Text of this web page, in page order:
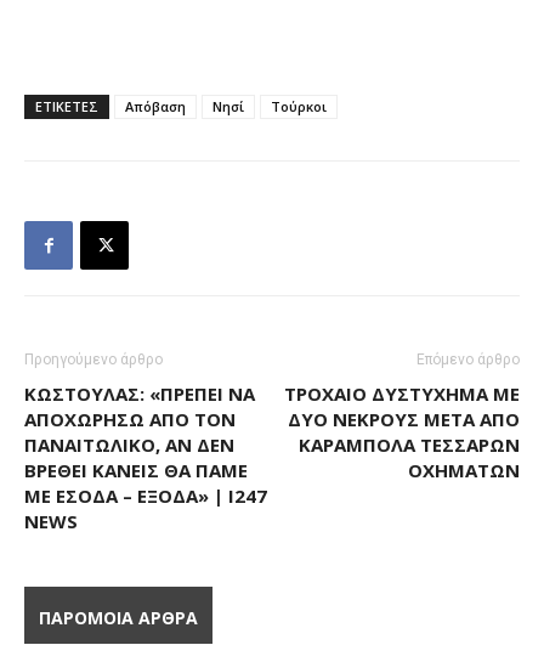
ΕΤΙΚΕΤΕΣ Απόβαση Νησί Τούρκοι
Προηγούμενο άρθρο
ΚΩΣΤΟΎΛΑΣ: «ΠΡΈΠΕΙ ΝΑ
ΑΠΟΧΩΡΉΣΩ ΑΠΌ ΤΟΝ
ΠΑΝΑΙΤΩΛΙΚΌ, ΑΝ ΔΕΝ
ΒΡΕΘΕΊ ΚΑΝΕΊΣ ΘΑ ΠΆΜΕ
ΜΕ ΈΣΟΔΑ – ΈΞΟΔΑ» | I247
NEWS
Επόμενο άρθρο
ΤΡΟΧΑΊΟ ΔΥΣΤΎΧΗΜΑ ΜΕ
ΔΎΟ ΝΕΚΡΟΎΣ ΜΕΤΆ ΑΠΌ
ΚΑΡΑΜΠΌΛΑ ΤΕΣΣΆΡΩΝ
ΟΧΗΜΆΤΩΝ
ΠΑΡΟΜΟΙΑ ΑΡΘΡΑ